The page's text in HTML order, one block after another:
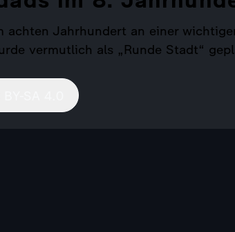
Jahrhundert an einer
vermutlich als „Runde Stadt“